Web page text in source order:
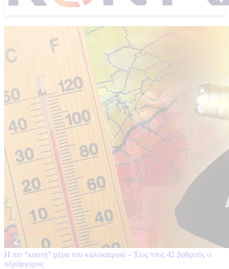
Η πιο “καυτή” μέρα του καλοκαιριού – Έως τους 42 βαθμούς ο
υδράργυρος